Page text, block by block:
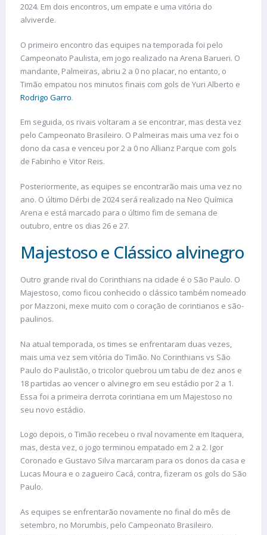
2024. Em dois encontros, um empate e uma vitória do
alviverde.
O primeiro encontro das equipes na temporada foi pelo
Campeonato Paulista, em jogo realizado na Arena Barueri. O
mandante, Palmeiras, abriu 2 a 0 no placar, no entanto, o
Timão empatou nos minutos finais com gols de Yuri Alberto e
Rodrigo Garro.
Em seguida, os rivais voltaram a se encontrar, mas desta vez
pelo Campeonato Brasileiro. O Palmeiras mais uma vez foi o
dono da casa e venceu por 2 a 0 no Allianz Parque com gols
de Fabinho e Vitor Reis.
Posteriormente, as equipes se encontrarão mais uma vez no
ano. O último Dérbi de 2024 será realizado na Neo Química
Arena e está marcado para o último fim de semana de
outubro, entre os dias 26 e 27.
Majestoso e Clássico alvinegro
Outro grande rival do Corinthians na cidade é o São Paulo. O
Majestoso, como ficou conhecido o clássico também nomeado
por Mazzoni, mexe muito com o coração de corintianos e são-
paulinos.
Na atual temporada, os times se enfrentaram duas vezes,
mais uma vez sem vitória do Timão. No Corinthians vs São
Paulo do Paulistão, o tricolor quebrou um tabu de dez anos e
18 partidas ao vencer o alvinegro em seu estádio por 2 a 1.
Essa foi a primeira derrota corintiana em um Majestoso no
seu novo estádio.
Logo depois, o Timão recebeu o rival novamente em Itaquera,
mas, desta vez, o jogo terminou empatado em 2 a 2. Igor
Coronado e Gustavo Silva marcaram para os donos da casa e
Lucas Moura e o zagueiro Cacá, contra, fizeram os gols do São
Paulo.
As equipes se enfrentarão novamente no final do mês de
setembro, no Morumbis, pelo Campeonato Brasileiro.